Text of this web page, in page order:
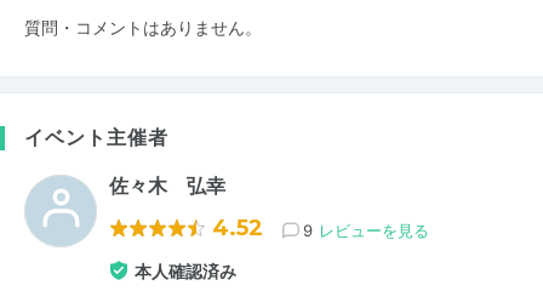
質問・コメントはありません。
イベント主催者
佐々木 弘幸
4.52 9 レビューを見る
本人確認済み